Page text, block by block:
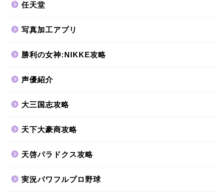
任天堂
写真加工アプリ
勝利の女神:NIKKE攻略
声優紹介
大三国志攻略
天下大豪商攻略
天啓パラドクス攻略
実況パワフルプロ野球